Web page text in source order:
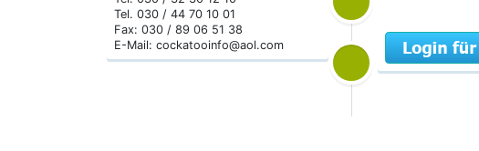
Tel. 030 / 44 70 10 01
Fax: 030 / 89 06 51 38
E-Mail: cockatooinfo@aol.com